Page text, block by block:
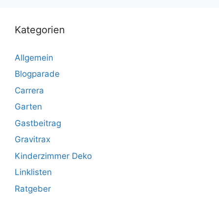
Kategorien
Allgemein
Blogparade
Carrera
Garten
Gastbeitrag
Gravitrax
Kinderzimmer Deko
Linklisten
Ratgeber